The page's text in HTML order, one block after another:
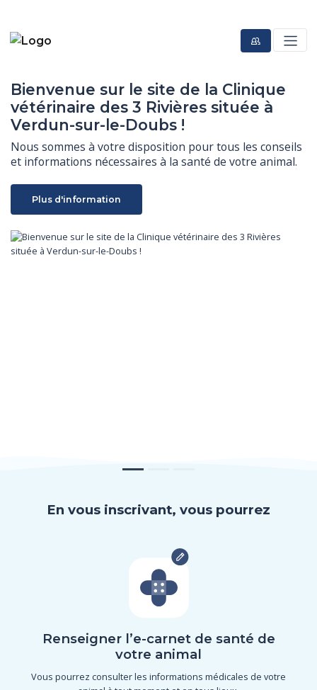
Bienvenue sur le site de la Clinique
vétérinaire des 3 Rivières située à
Verdun-sur-le-Doubs !
Nous sommes à votre disposition pour tous les conseils
et informations nécessaires à la santé de votre animal.
Plus d'information
En vous inscrivant, vous pourrez
Renseigner l’e-carnet de santé de
votre animal
Vous pourrez consulter les informations médicales de votre